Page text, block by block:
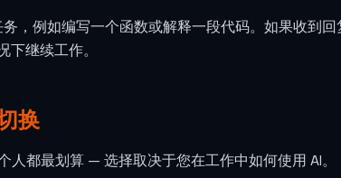
，例如编写一个函数或解释一段代码。如果收到回
继续工作。
换
都最划算 — 选择取决于您在工作中如何使用 AI。